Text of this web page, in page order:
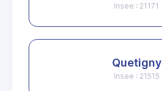
Insee : 21171
Quetigny
Insee : 21515